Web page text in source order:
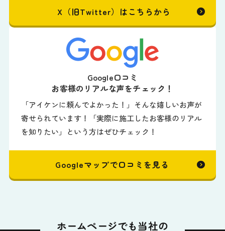
X（旧Twitter）はこちらから
Google口コミ
お客様のリアルな声をチェック！
「アイケンに頼んでよかった！」そんな嬉しいお声が
寄せられています！「実際に施工したお客様のリアル
を知りたい」という方はぜひチェック！
Googleマップで口コミを見る
ホームページでも当社の